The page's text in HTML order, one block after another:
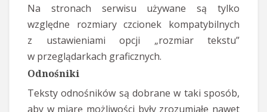
Na stronach serwisu używane są tylko
względne rozmiary czcionek kompatybilnych
z ustawieniami opcji „rozmiar tekstu”
w przeglądarkach graficznych.
Odnośniki
Teksty odnośników są dobrane w taki sposób,
aby w miarę możliwości były zrozumiałe nawet